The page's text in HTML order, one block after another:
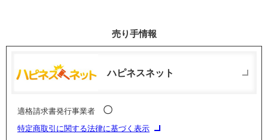
売り手情報
ハピネスネット
適格請求書発行事業者 〇
特定商取引に関する法律に基づく表示